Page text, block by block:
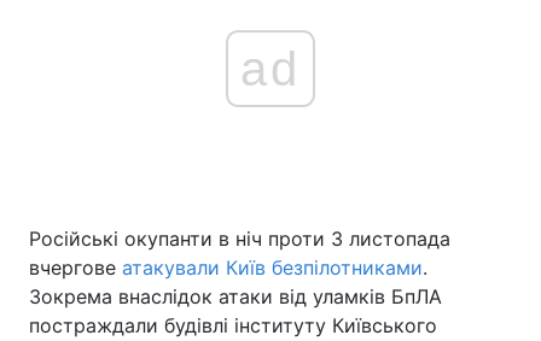
ad
Російські окупанти в ніч проти 3 листопада
вчергове атакували Київ безпілотниками.
Зокрема внаслідок атаки від уламків БпЛА
постраждали будівлі інституту Київського